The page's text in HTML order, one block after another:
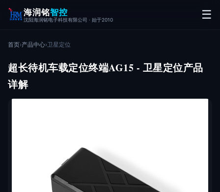
海润铭智控
沈阳海润铭电子科技有限公司 · 始于2010 ☰
首页›产品中心›卫星定位
超长待机⻋载定位终端AG15 - 卫星定位产品
详解